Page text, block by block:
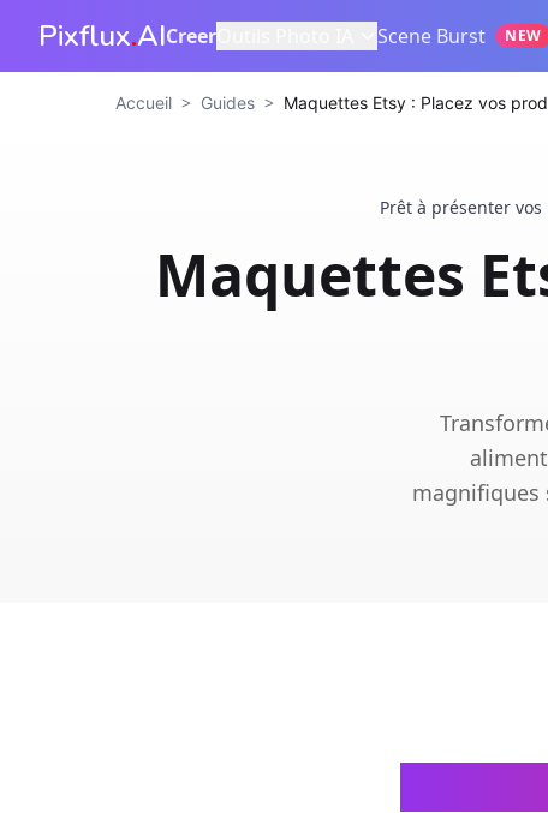
Pixflux.AICreer Scene Burst NEW
Accueil > Guides > Maquettes Etsy : Placez vos
Prêt à présenter
Maquettes
magnifiques